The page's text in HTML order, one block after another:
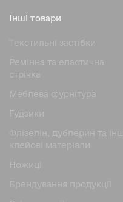
Інші товари
Текстильні застібки
Ремінна та еластична
стрічка
Меблева фурнітура
Гудзики
Флізелін, дублерин та інші
клейові матеріали
Ножицi
Брендування продукції